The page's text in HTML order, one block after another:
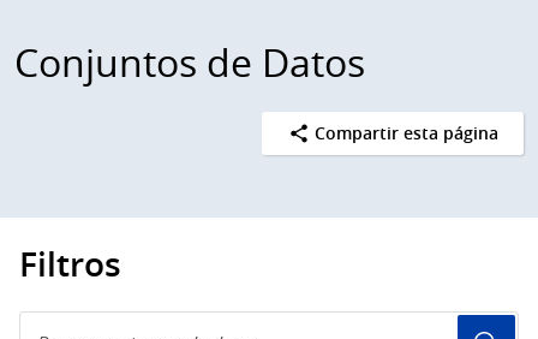
Conjuntos de Datos
Compartir esta página
Filtros